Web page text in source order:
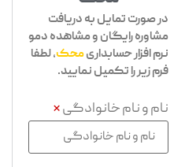
در صورت تمایل به دریافت
مشاوره رایگان و مشاهده دمو
نرم افزار حسابداریمحک، لطفا
فرم زیر را تکمیل نمایید.
نام و نام خانوادگی*